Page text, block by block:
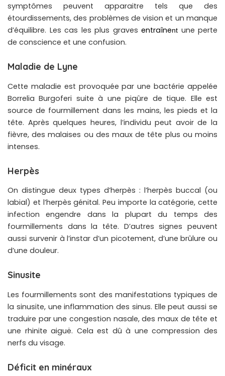
symptômes peuvent apparaitre tels que des
étourdissements, des problèmes de vision et un manque
d’équilibre. Les cas les plus graves entraînent une perte
de conscience et une confusion.
Maladie de Lyne
Cette maladie est provoquée par une bactérie appelée
Borrelia Burgoferi suite à une piqûre de tique. Elle est
source de fourmillement dans les mains, les pieds et la
tête. Après quelques heures, l’individu peut avoir de la
fièvre, des malaises ou des maux de tête plus ou moins
intenses.
Herpès
On distingue deux types d’herpès : l’herpès buccal (ou
labial) et l’herpès génital. Peu importe la catégorie, cette
infection engendre dans la plupart du temps des
fourmillements dans la tête. D’autres signes peuvent
aussi survenir à l’instar d’un picotement, d’une brûlure ou
d’une douleur.
Sinusite
Les fourmillements sont des manifestations typiques de
la sinusite, une inflammation des sinus. Elle peut aussi se
traduire par une congestion nasale, des maux de tête et
une rhinite aiguë. Cela est dû à une compression des
nerfs du visage.
Déficit en minéraux